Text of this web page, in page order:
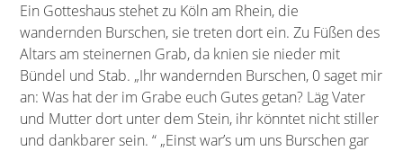
Ein Gotteshaus stehet zu Köln am Rhein, die
wandernden Burschen, sie treten dort ein. Zu Füßen des
Altars am steinernen Grab, da knien sie nieder mit
Bündel und Stab. „Ihr wandernden Burschen, 0 saget mir
an: Was hat der im Grabe euch Gutes getan? Läg Vater
und Mutter dort unter dem Stein, ihr könntet nicht stiller
und dankbarer sein. “ „Einst war’s um uns Burschen gar